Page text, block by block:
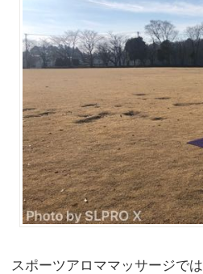
スポーツアロママッサージでは